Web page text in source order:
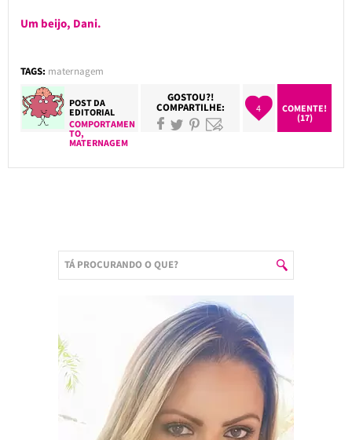
Um beijo, Dani.
TAGS: maternagem
POST DA
EDITORIAL
COMPORTAMEN
TO,
MATERNAGEM
GOSTOU?!
COMPARTILHE: 4
COMENTE!
(17)